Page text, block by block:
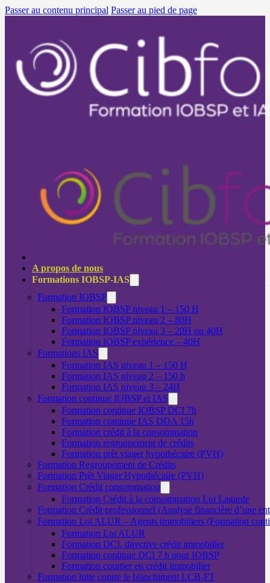
Passer au contenu principal Passer au pied de page
A propos de nous
Formations IOBSP-IAS
Formation IOBSP
Formation IOBSP niveau 1 – 150 H
Formation IOBSP niveau 2 – 80H
Formation IOBSP niveau 3 – 20H ou 40H
Formation IOBSP expérience – 40H
Formations IAS
Formation IAS niveau 1 – 150 H
Formation IAS niveau 2 – 150 h
Formation IAS niveau 3 – 24H
Formation continue IOBSP et IAS
Formation continue IOBSP DCI 7h
Formation continue IAS DDA 15h
Formation crédit à la consommation
Formation regroupement de crédits
Formation prêt viager hypothécaire (PVH)
Formation Regroupement de Crédits
Formation Prêt Viager Hypothécaire (PVH)
Formation Crédit consommation
Formation Crédit à la consommation Loi Lagarde
Formation Crédit professionnel (Analyse financière d’une
Formation Loi ALUR – Agents immobiliers (Formation
Formation Loi ALUR
Formation DCI, directive crédit immobilier
Formation continue DCI 7 h pour IOBSP
Formation courtier en crédit immobilier
Formation lutte contre le blanchiment LCB-FT